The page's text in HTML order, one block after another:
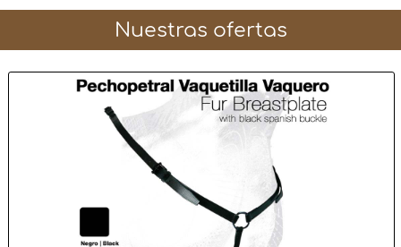
Nuestras ofertas